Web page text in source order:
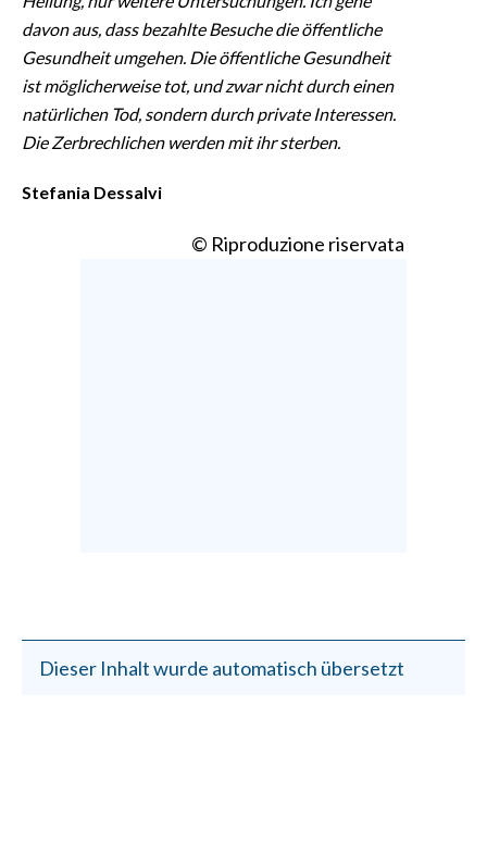
davon aus, dass bezahlte Besuche die öffentliche
Gesundheit umgehen. Die öffentliche Gesundheit
ist möglicherweise tot, und zwar nicht durch einen
natürlichen Tod, sondern durch private Interessen.
Die Zerbrechlichen werden mit ihr sterben.
Stefania Dessalvi
© Riproduzione riservata
Dieser Inhalt wurde automatisch übersetzt